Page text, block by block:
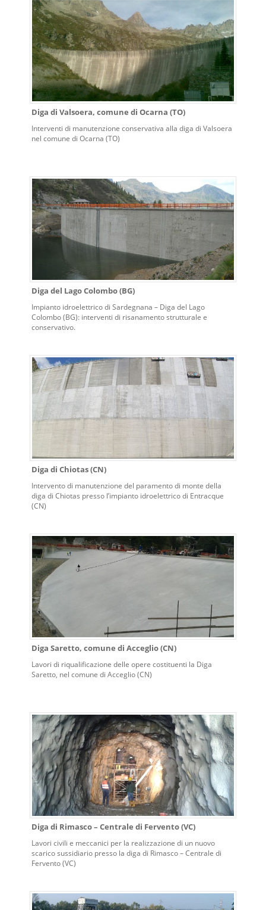
Diga di Valsoera, comune di Ocarna (TO)
Interventi di manutenzione conservativa alla diga di Valsoera
nel comune di Ocarna (TO)
Diga del Lago Colombo (BG)
Impianto idroelettrico di Sardegnana – Diga del Lago
Colombo (BG): interventi di risanamento strutturale e
conservativo.
Diga di Chiotas (CN)
Intervento di manutenzione del paramento di monte della
diga di Chiotas presso l’impianto idroelettrico di Entracque
(CN)
Diga Saretto, comune di Acceglio (CN)
Lavori di riqualificazione delle opere costituenti la Diga
Saretto, nel comune di Acceglio (CN)
Diga di Rimasco – Centrale di Fervento (VC)
Lavori civili e meccanici per la realizzazione di un nuovo
scarico sussidiario presso la diga di Rimasco – Centrale di
Fervento (VC)